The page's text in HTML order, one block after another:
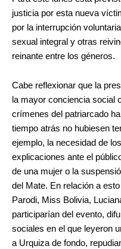
justicia por esta nueva
por la interrupción
sexual integral y otras
reinante entre los géneros.
Cabe reflexionar que la
la mayor conciencia social
crímenes del patriarcado
tiempo atrás no hubiesen
ejemplo, la necesidad de
explicaciones ante el
de una mujer o la
del Mate. En relación a
Parodi, Miss Bolivia,
participarían del evento,
sociales en el que leyeron
a Urquiza de fondo,